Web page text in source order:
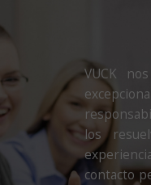
VUCK
los
contacto